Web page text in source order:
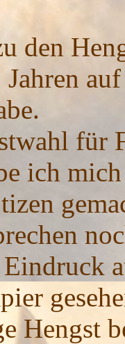
den
für
ich
Eindruck
Hengst